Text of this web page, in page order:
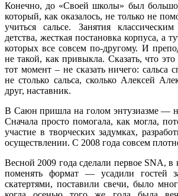
Конечно, до «Своей школы» был
который, как оказалось, не только не
учиться сальсе. Занятия
детства, жесткая постановка корпуса, а
которых все совсем по-другому. И
не такой, как привыкла. Сказать, что
тот момент – не сказать ничего: сальса
не столько сальса, сколько Алексей
друг, наставник.
В Саюн пришла на голом энтузиазме —
Сначала просто помогала, как могла,
участие в творческих задумках,
осуществлении. С 2008 года совсем
Весной 2009 года сделали первое SNA, в
поменять формат — усадили гостей
скатертями, поставили свечи, было